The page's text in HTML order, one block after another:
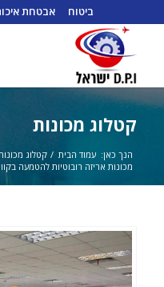
ביטוח אבטחת
קטלוג מכונות
הנך כאן: עמוד הבית / קטלוג
מכונות אריזה רובוטיות להטמעה